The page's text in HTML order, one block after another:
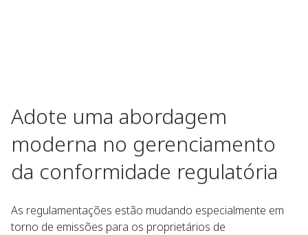
Adote uma abordagem
moderna no gerenciamento
da conformidade regulatória
As regulamentações estão mudando especialmente em
torno de emissões para os proprietários de